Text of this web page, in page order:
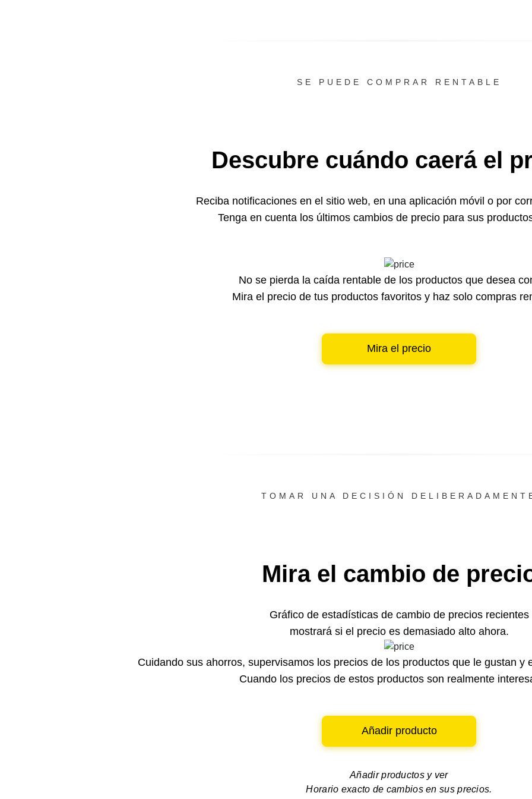
SE PUEDE COMPRAR RENTABLE
Descubre cuándo caerá el
Reciba notificaciones en el sitio web, en una aplicación móvil o por
Tenga en cuenta los últimos cambios de precio para sus
No se pierda la caída rentable de los productos que desea
Mira el precio de tus productos favoritos y haz solo compras
Mira el precio
TOMAR UNA DECISIÓN
Mira el cambio de
Gráfico de estadísticas de cambio de precios recientes
mostrará si el precio es demasiado alto ahora.
Cuidando sus ahorros, supervisamos los precios de los productos que le gustan y
Cuando los precios de estos productos son realmente
Añadir producto
Añadir productos y ver
Horario exacto de cambios en sus precios.